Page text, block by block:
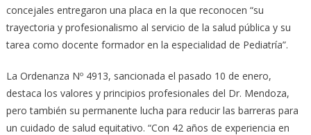
concejales entregaron una placa en la que reconocen “su
trayectoria y profesionalismo al servicio de la salud pública y su
tarea como docente formador en la especialidad de Pediatría”.
La Ordenanza Nº 4913, sancionada el pasado 10 de enero,
destaca los valores y principios profesionales del Dr. Mendoza,
pero también su permanente lucha para reducir las barreras para
un cuidado de salud equitativo. “Con 42 años de experiencia en